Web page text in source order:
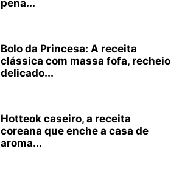
pena...
Bolo da Princesa: A receita
clássica com massa fofa, recheio
delicado...
Hotteok caseiro, a receita
coreana que enche a casa de
aroma...